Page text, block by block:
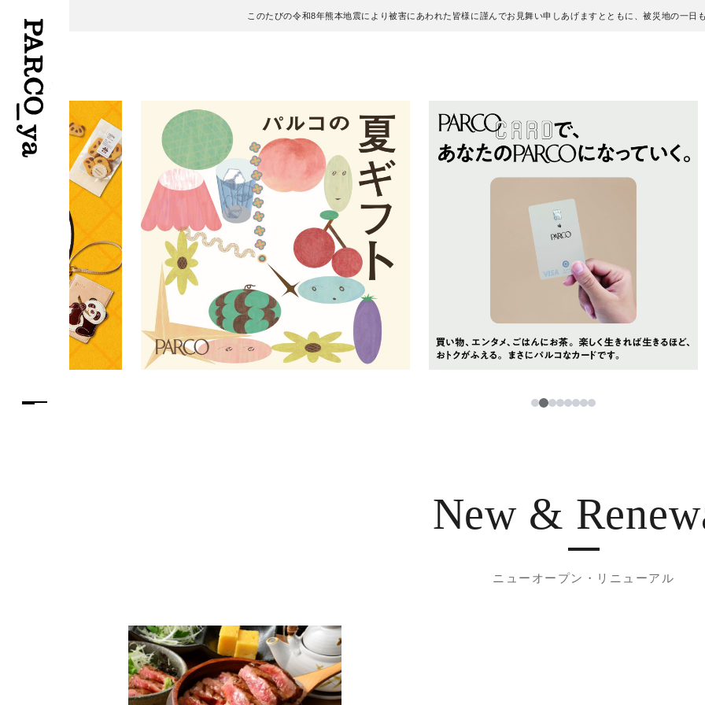
このたびの令和8年熊本地震により被害にあわれた皆様に謹んでお見舞い申しあげますとともに、被災地の一日
フロアガイド
施設案内・アクセス
イベント・ポップアップ
レストラン・カフェ
TAX FREE
PARCOメンバーズ
ENGLISH
繁体字
簡体字
ภาษาไทย
日本語
12345678
New &
ニューオープン・リニューアル